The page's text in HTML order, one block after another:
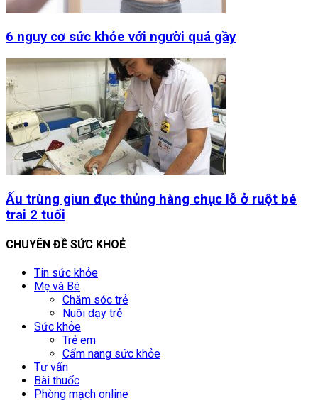
6 nguy cơ sức khỏe với người quá gầy
Ấu trùng giun đục thủng hàng chục lỗ ở ruột bé
trai 2 tuổi
CHUYÊN ĐỀ SỨC KHOẺ
Tin sức khỏe
Mẹ và Bé
Chăm sóc trẻ
Nuôi dạy trẻ
Sức khỏe
Trẻ em
Cẩm nang sức khỏe
Tư vấn
Bài thuốc
Phòng mạch online